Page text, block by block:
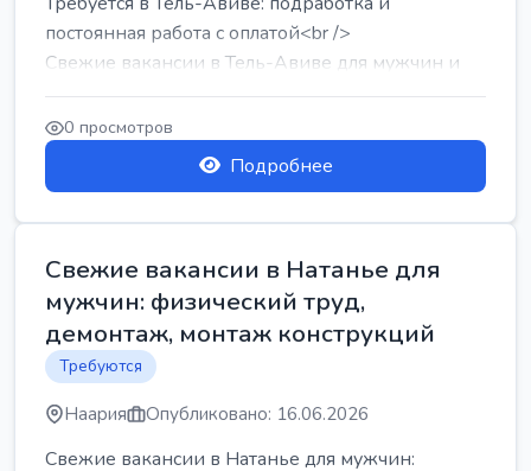
постоянная работа с оплатой<br />
Свежие вакансии в Тель-Авиве для мужчин и
женщин от хозя...
0 просмотров
Подробнее
Свежие вакансии в Натанье для
мужчин: физический труд,
демонтаж, монтаж конструкций
Требуются
Наария Опубликовано: 16.06.2026
Свежие вакансии в Натанье для мужчин: